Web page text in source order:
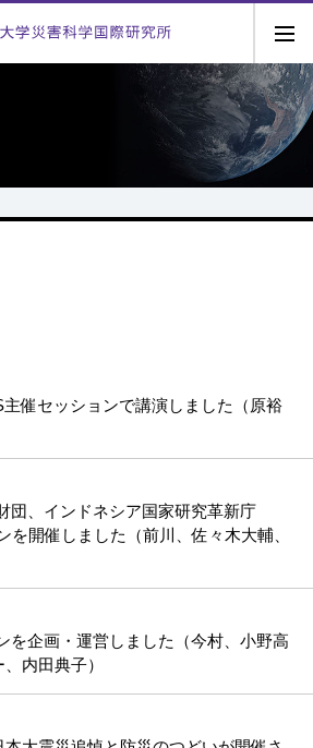
催セッションで講演しました（原裕
団、インドネシア国家研究革新庁
を開催しました（前川、佐々木大輔、
を企画・運営しました（今村、小野高
内田典子）